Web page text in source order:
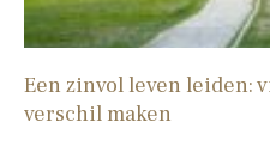
Een zinvol leven leiden:
verschil maken